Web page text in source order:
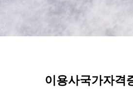
이용사국가자격